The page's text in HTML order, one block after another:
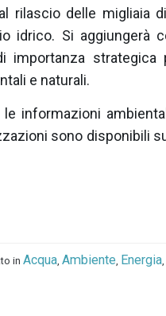
rilascio delle migliaia
idrico. Si aggiungerà
importanza
e naturali.
informazioni
sono disponibili
in Acqua, Ambiente, Energia,